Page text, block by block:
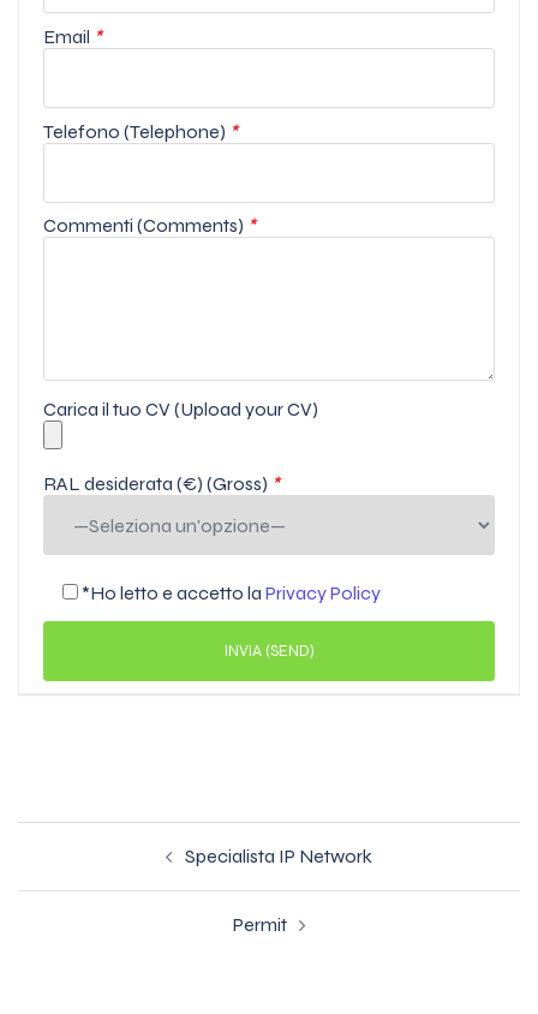
Email *
Telefono (Telephone) *
Commenti (Comments) *
Carica il tuo CV (Upload your CV)
RAL desiderata (€) (Gross) *
*Ho letto e accetto laPrivacy Policy
NavigazioneSpecialista IP Network
Permit